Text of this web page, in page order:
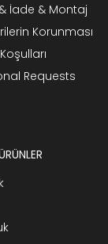
İade & Montaj
Korunması
Requests